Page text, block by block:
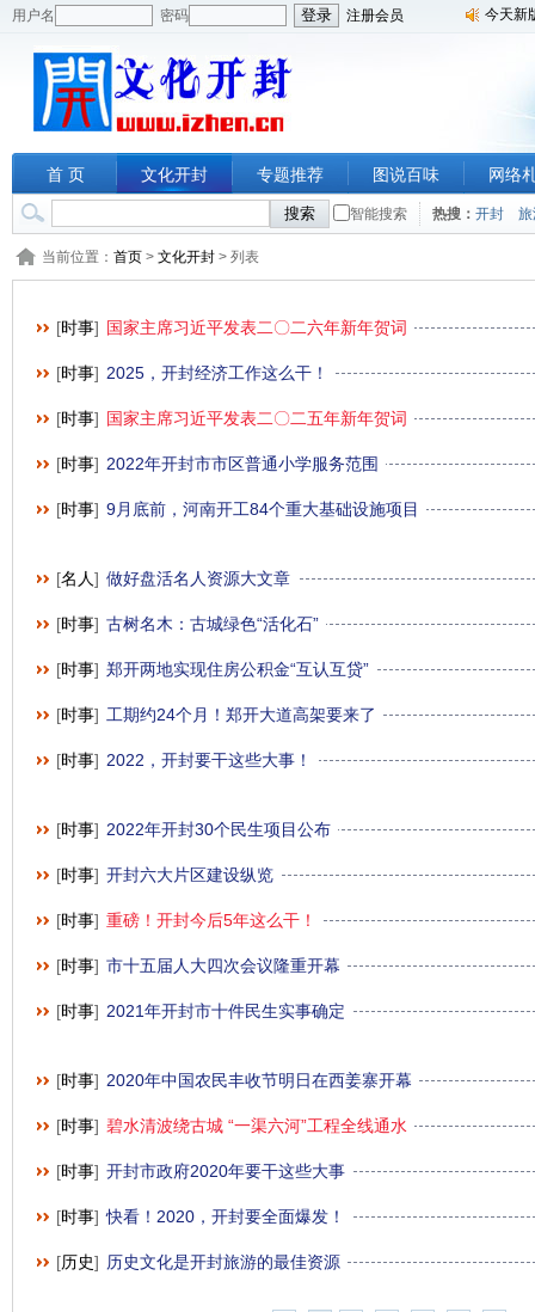
用户名 密码 注册会员 今天新
首 页 文化开封 专题推荐 图说百味 网络
智能搜索 热搜： 开封
当前位置： 首页 > 文化开封 > 列表
[时事] 国家主席习近平发表二〇二六年新年贺词
[时事] 2025，开封经济工作这么干！
[时事] 国家主席习近平发表二〇二五年新年贺词
[时事] 2022年开封市市区普通小学服务范围
[时事] 9月底前，河南开工84个重大基础设施项目
[名人] 做好盘活名人资源大文章
[时事] 古树名木：古城绿色“活化石”
[时事] 郑开两地实现住房公积金“互认互贷”
[时事] 工期约24个月！郑开大道高架要来了
[时事] 2022，开封要干这些大事！
[时事] 2022年开封30个民生项目公布
[时事] 开封六大片区建设纵览
[时事] 重磅！开封今后5年这么干！
[时事] 市十五届人大四次会议隆重开幕
[时事] 2021年开封市十件民生实事确定
[时事] 2020年中国农民丰收节明日在西姜寨开幕
[时事] 碧水清波绕古城 “一渠六河”工程全线通水
[时事] 开封市政府2020年要干这些大事
[时事] 快看！2020，开封要全面爆发！
[历史] 历史文化是开封旅游的最佳资源